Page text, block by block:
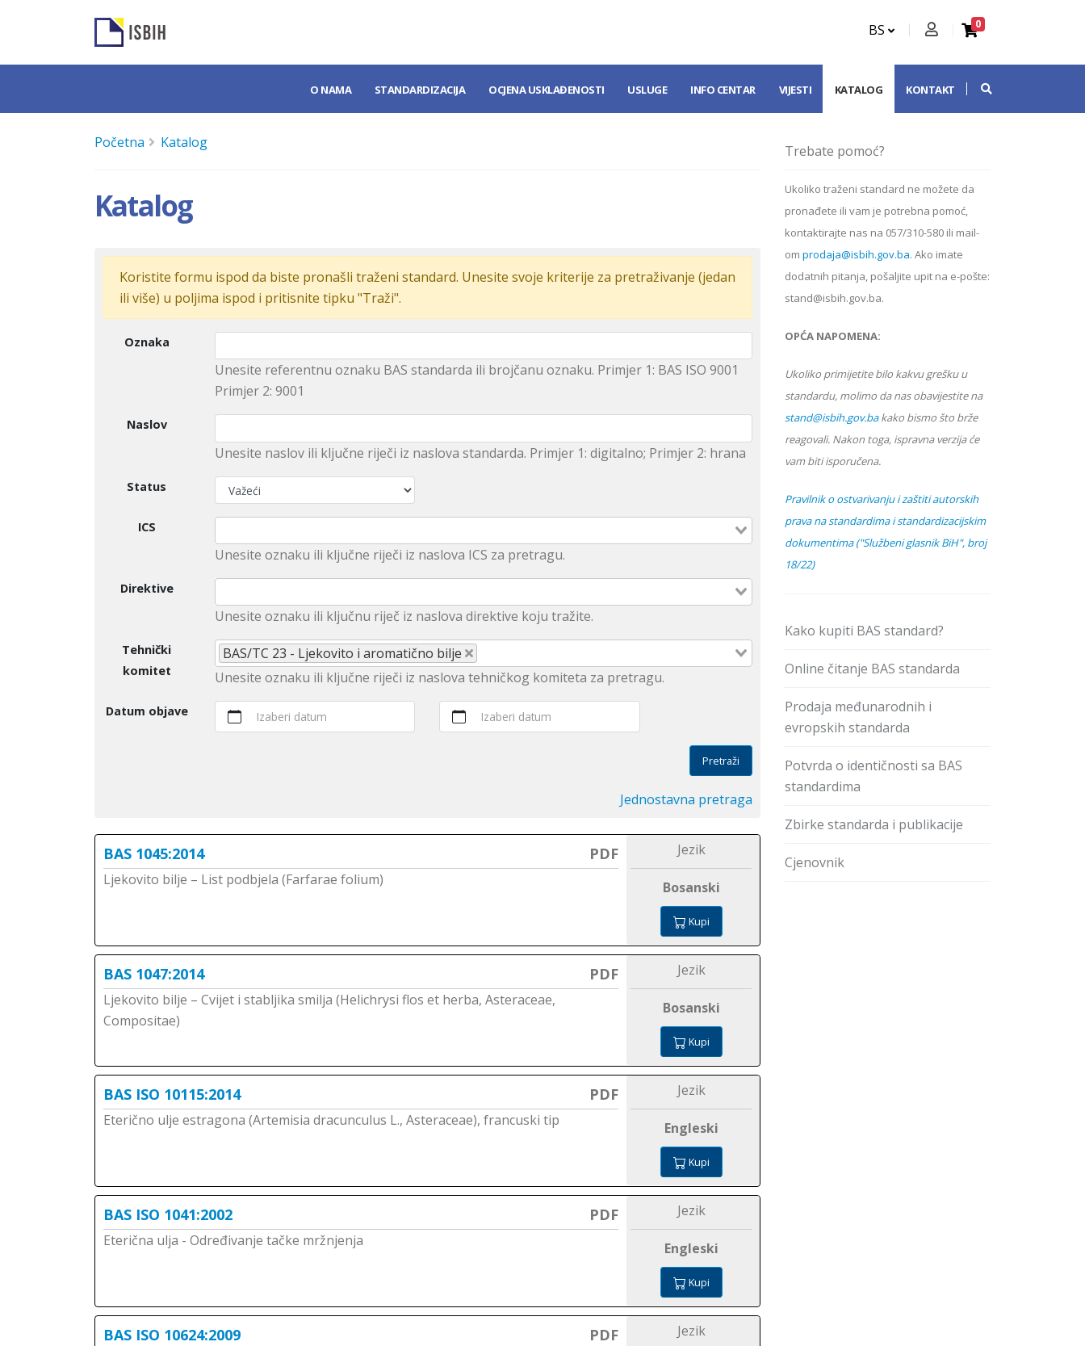
BS 0
O NAMA STANDARDIZACIJA OCJENA USKLAĐENOSTI USLUGE INFO CENTAR VIJESTI KATALOG KONTAKT
Početna Katalog
Katalog
Koristite formu ispod da biste pronašli traženi standard. Unesite svoje kriterije za pretraživanje (jedan
ili više) u poljima ispod i pritisnite tipku "Traži".
Oznaka
Unesite referentnu oznaku BAS standarda ili brojčanu oznaku. Primjer 1: BAS ISO 9001
Primjer 2: 9001
Naslov
Unesite naslov ili ključne riječi iz naslova standarda. Primjer 1: digitalno; Primjer 2: hrana
Status
ICS
Unesite оznaku ili ključne riječi iz naslova ICS za pretragu.
Direktive
Unеsitе oznaku ili klјučnu rijеč iz nаslоvа dirеktivе kојu trаžitе.
Tehnički
komitet
BAS/TC 23 - Ljekovito i aromatično bilje
Unesite оznaku ili ključne riječi iz naslova tehničkog komiteta za pretragu.
Datum objave Izaberi datum Izaberi datum
Pretraži
Jednostavna pretraga
BAS 1045:2014 PDF
Ljekovito bilje – List podbjela (Farfarae folium)
Jezik
Bosanski
Kupi
BAS 1047:2014 PDF
Ljekovito bilje – Cvijet i stabljika smilja (Helichrysi flos et herba, Asteraceae,
Compositae)
Jezik
Bosanski
Kupi
BAS ISO 10115:2014 PDF
Eterično ulje estragona (Artemisia dracunculus L., Asteraceae), francuski tip
Jezik
Engleski
Kupi
BAS ISO 1041:2002 PDF
Eterična ulja - Određivanje tačke mržnjenja
Jezik
Engleski
Kupi
BAS ISO 10624:2009 PDF Jezik
Trebate pomoć?
Ukoliko traženi standard ne možete da
pronađete ili vam je potrebna pomoć,
kontaktirajte nas na 057/310-580 ili mail-
om prodaja@isbih.gov.ba. Ako imate
dodatnih pitanja, pošaljite upit na e-pošte:
stand@isbih.gov.ba.
OPĆA NAPOMENA:
Ukoliko primijetite bilo kakvu grešku u
standardu, molimo da nas obavijestite na
stand@isbih.gov.bakako bismo što brže
reagovali. Nakon toga, ispravna verzija će
vam biti isporučena.
Pravilnik o ostvarivanju i zaštiti autorskih
prava na standardima i standardizacijskim
dokumentima ("Službeni glasnik BiH", broj
18/22)
Kako kupiti BAS standard?
Online čitanje BAS standarda
Prodaja međunarodnih i
evropskih standarda
Potvrda o identičnosti sa BAS
standardima
Zbirke standarda i publikacije
Cjenovnik